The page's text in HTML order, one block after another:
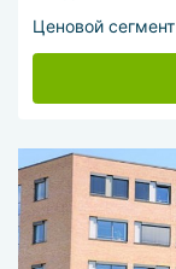
Ценовой сегмент